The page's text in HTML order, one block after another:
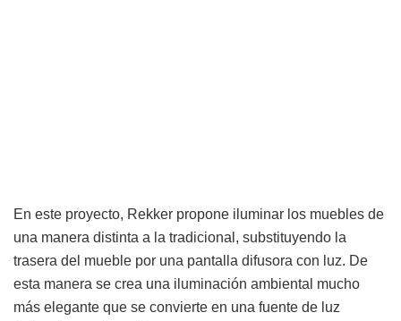
En este proyecto, Rekker propone iluminar los muebles de
una manera distinta a la tradicional, substituyendo la
trasera del mueble por una pantalla difusora con luz. De
esta manera se crea una iluminación ambiental mucho
más elegante que se convierte en una fuente de luz